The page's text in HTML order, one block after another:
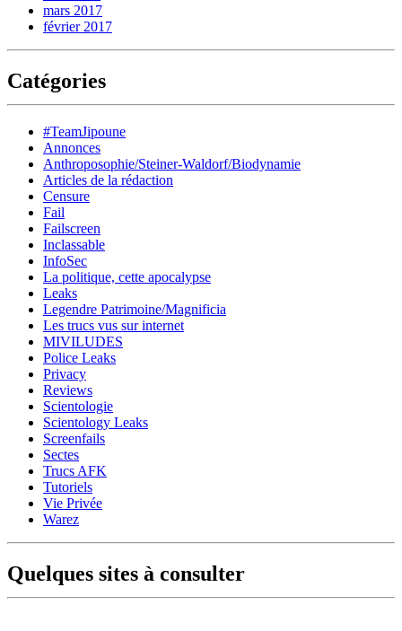
mars 2017
février 2017
Catégories
#TeamJipoune
Annonces
Anthroposophie/Steiner-Waldorf/Biodynamie
Articles de la rédaction
Censure
Fail
Failscreen
Inclassable
InfoSec
La politique, cette apocalypse
Leaks
Legendre Patrimoine/Magnificia
Les trucs vus sur internet
MIVILUDES
Police Leaks
Privacy
Reviews
Scientologie
Scientology Leaks
Screenfails
Sectes
Trucs AFK
Tutoriels
Vie Privée
Warez
Quelques sites à consulter